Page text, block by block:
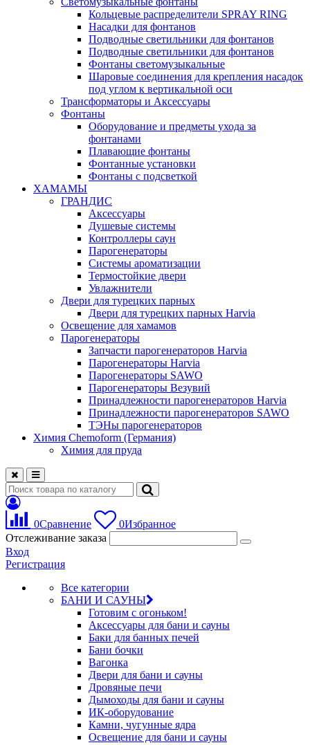
Кольцевые распределители SPRAY RING
Насадки для фонтанов
Подводные светильники для фонтанов
Подводные светильники для фонтанов
Фонтаны светомузыкальные
Шаровые соединения для крепления насадок
под углом к вертикальной оси
Трансформаторы и Аксессуары
Фонтаны
Оборудование и предметы ухода за
фонтанами
Плавающие фонтаны
Фонтанные установки
Фонтаны с подсветкой
ХАМАМЫ
ГРАНДИС
Аксессуары
Душевые системы
Контроллеры саун
Парогенераторы
Системы ароматизации
Термостойкие двери
Увлажнители
Двери для турецких парных
Двери для турецких парных Harvia
Освещение для хамамов
Парогенераторы
Запчасти парогенераторов Harvia
Парогенераторы Harvia
Парогенераторы SAWO
Парогенераторы Везувий
Принадлежности парогенераторов Harvia
Принадлежности парогенераторов SAWO
ТЭНы парогенераторов
Химия Chemoform (Германия)
Химия для пруда
0Сравнение 0Избранное
Отслеживание заказа
Вход
Регистрация
Все категории
БАНИ И САУНЫ
Готовим с огоньком!
Аксессуары для бани и сауны
Баки для банных печей
Бани бочки
Вагонка
Двери для бани и сауны
Дровяные печи
Дымоходы для бани и сауны
ИК-оборудование
Камни, чугунные ядра
Освещение для бани и сауны